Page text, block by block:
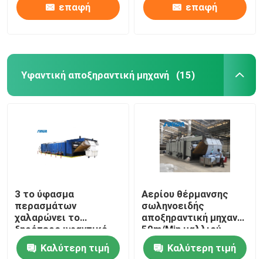
επαφή επαφή
Υφαντική αποξηραντική μηχανή (15)
3 το ύφασμα
περασμάτων
χαλαρώνει το
ξηρότερο υφαντικό
μπλε λευκό μηχανών
ξήρανσηςΚαλύτερη τιμή
Αερίου θέρμανσης
σωληνοειδής
αποξηραντική μηχανή
50m/Min μαλλιού
μηχανών υφάσματος
ξηρότερη προ
Καλύτερη τιμή